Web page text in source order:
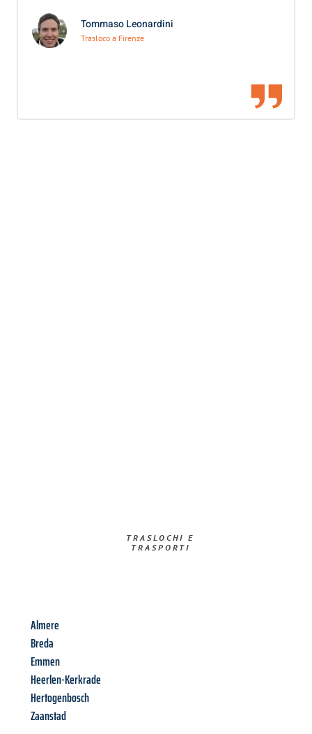
Tommaso Leonardini
Trasloco a Firenze
TRASLOCHI E
TRASPORTI​
Almere
Breda
Emmen
Heerlen-Kerkrade
Hertogenbosch
Zaanstad